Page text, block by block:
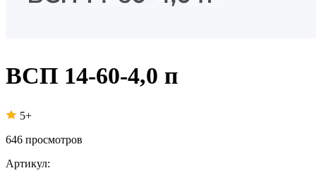
ВСП 14-60-4,0 п
5+
646 просмотров
Артикул: